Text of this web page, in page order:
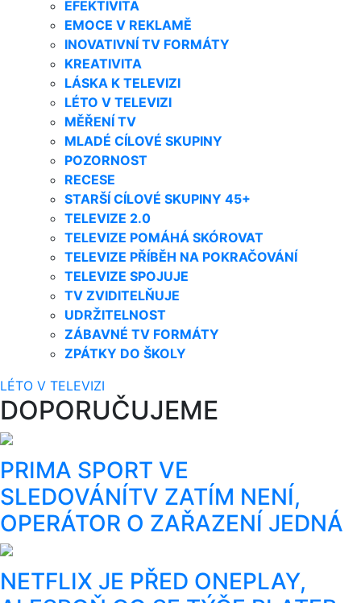
EFEKTIVITA
EMOCE V REKLAMĚ
INOVATIVNÍ TV FORMÁTY
KREATIVITA
LÁSKA K TELEVIZI
LÉTO V TELEVIZI
MĚŘENÍ TV
MLADÉ CÍLOVÉ SKUPINY
POZORNOST
RECESE
STARŠÍ CÍLOVÉ SKUPINY 45+
TELEVIZE 2.0
TELEVIZE POMÁHÁ SKÓROVAT
TELEVIZE PŘÍBĚH NA POKRAČOVÁNÍ
TELEVIZE SPOJUJE
TV ZVIDITELŇUJE
UDRŽITELNOST
ZÁBAVNÉ TV FORMÁTY
ZPÁTKY DO ŠKOLY
LÉTO V TELEVIZI
DOPORUČUJEME
PRIMA SPORT VE
SLEDOVÁNÍTV ZATÍM NENÍ,
OPERÁTOR O ZAŘAZENÍ JEDNÁ
NETFLIX JE PŘED ONEPLAY,